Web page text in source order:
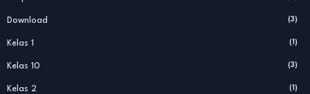
Download (3)
Kelas 1 (1)
Kelas 10 (3)
Kelas 2 (1)